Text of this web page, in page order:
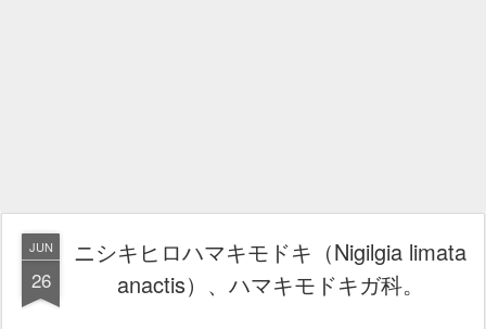
JUN
26
ニシキヒロハマキモドキ（Nigilgia limata
anactis）、ハマキモドキガ科。